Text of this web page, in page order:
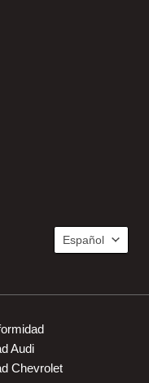
Idioma
Español
Audi
Chevrolet